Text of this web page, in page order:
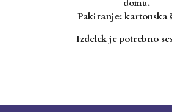
domu.
Pakiranje: kartonska
Izdelek je potrebno